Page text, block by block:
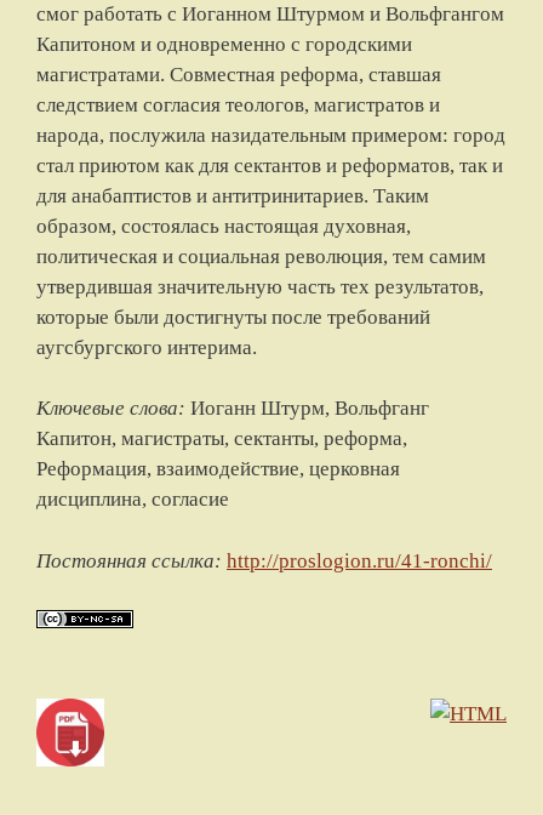
смог работать с Иоганном Штурмом и Вольфгангом
Капитоном и одновременно с городскими
магистратами. Совместная реформа, ставшая
следствием согласия теологов, магистратов и
народа, послужила назидательным примером: город
стал приютом как для сектантов и реформатов, так и
для анабаптистов и антитринитариев. Таким
образом, состоялась настоящая духовная,
политическая и социальная революция, тем самим
утвердившая значительную часть тех результатов,
которые были достигнуты после требований
аугсбургского интерима.
Ключевые слова: Иоганн Штурм, Вольфганг
Капитон, магистраты, сектанты, реформа,
Реформация, взаимодействие, церковная
дисциплина, согласие
Постоянная ссылка: http://proslogion.ru/41-ronchi/